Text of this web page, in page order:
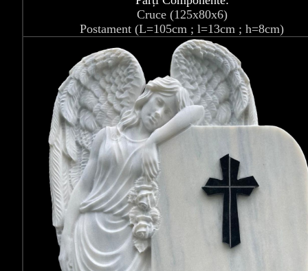
Cruce (125x80x6)
Postament (L=105cm ; l=13cm ; h=8cm)